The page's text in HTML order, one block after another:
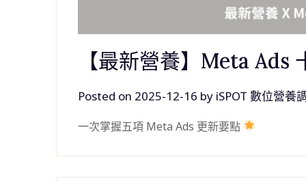
【最新營養】Meta Ads
Posted on 2025-12-16 by iSPOT 數位營養
一次掌握五項 Meta Ads 更新要點